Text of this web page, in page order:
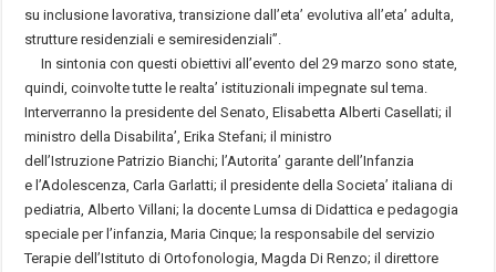
su inclusione lavorativa, transizione dall’eta’ evolutiva all’eta’ adulta,
strutture residenziali e semiresidenziali”.
In sintonia con questi obiettivi all’evento del 29 marzo sono state,
quindi, coinvolte tutte le realta’ istituzionali impegnate sul tema.
Interverranno la presidente del Senato, Elisabetta Alberti Casellati; il
ministro della Disabilita’, Erika Stefani; il ministro
dell’Istruzione Patrizio Bianchi; l’Autorita’ garante dell’Infanzia
e l’Adolescenza, Carla Garlatti; il presidente della Societa’ italiana di
pediatria, Alberto Villani; la docente Lumsa di Didattica e pedagogia
speciale per l’infanzia, Maria Cinque; la responsabile del servizio
Terapie dell’Istituto di Ortofonologia, Magda Di Renzo; il direttore